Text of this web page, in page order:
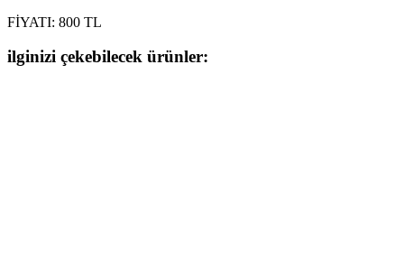
FİYATI: 800 TL
ilginizi çekebilecek ürünler: